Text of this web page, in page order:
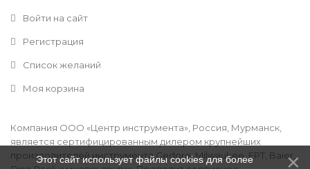
Войти на сайт
Регистрация
Список желаний
Моя корзина
Компания ООО «Центр инструмента», Россия, Мурманск,
является сертифицированным дилером крупнейших
производителей инструмента Gedore, Milwaukee, FPT, Baier,
Этот сайт использует файлы cookies для более